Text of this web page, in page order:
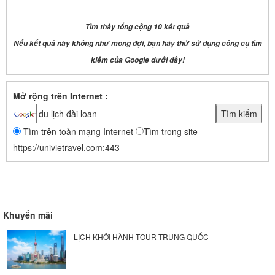
Tìm thấy tổng cộng 10 kết quả
Nếu kết quả này không như mong đợi, bạn hãy thử sử dụng công cụ tìm
kiếm của Google dưới đây!
Mở rộng trên Internet :
Tìm trên toàn mạng Internet
Tìm trong site
https://univietravel.com:443
Khuyến mãi
LỊCH KHỞI HÀNH TOUR TRUNG QUỐC